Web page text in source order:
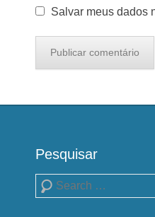
Salvar meus dados
Pesquisar
Pesquisa